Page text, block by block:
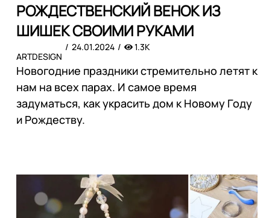
РОЖДЕСТВЕНСКИЙ ВЕНОК ИЗ
ШИШЕК СВОИМИ РУКАМИ
ARTDESIGN
24.01.2024 1.3K
Новогодние праздники стремительно летят к
нам на всех парах. И самое время
задуматься, как украсить дом к Новому Году
и Рождеству.